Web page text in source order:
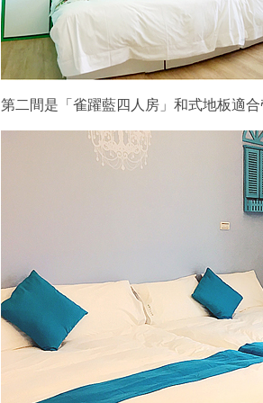
第二間是「雀躍藍四人房」和式地板適